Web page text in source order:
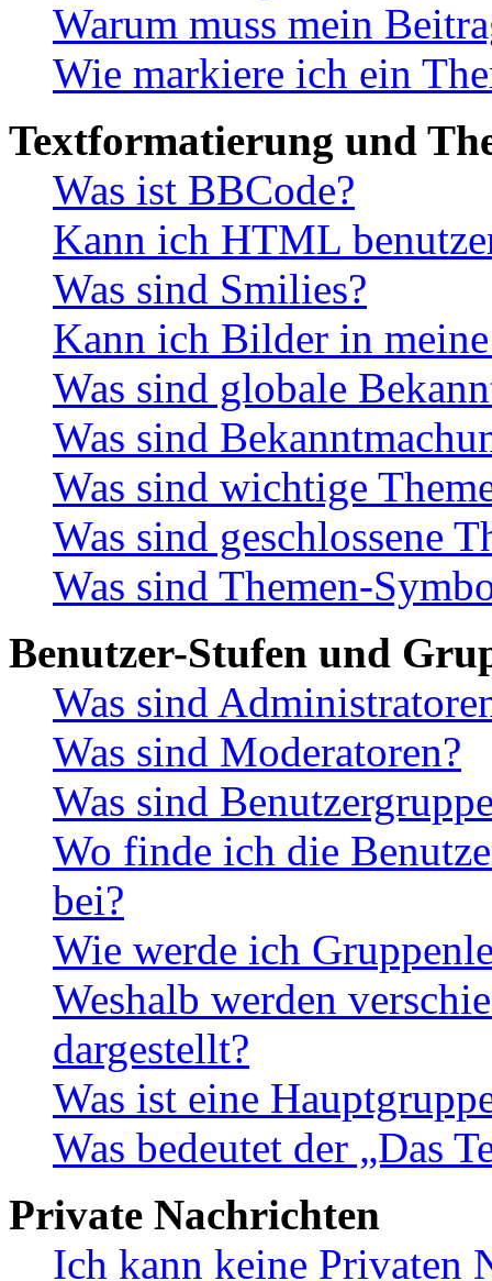
Warum muss mein
Wie markiere ich ein
Textformatierung und
Was ist BBCode?
Kann ich HTML
Was sind Smilies?
Kann ich Bilder in
Was sind globale
Was sind
Was sind wichtige
Was sind geschlossene
Was sind Themen-
Benutzer-Stufen und
Was sind
Was sind Moderatoren?
Was sind
Wo finde ich die
bei?
Wie werde ich
Weshalb werden
dargestellt?
Was ist eine
Was bedeutet der „Das
Private Nachrichten
Ich kann keine Privaten